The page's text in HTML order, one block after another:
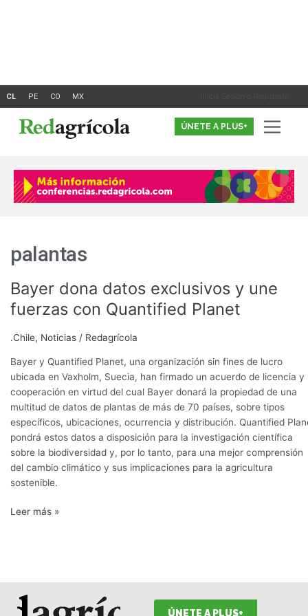
Inicia Sesión o Registrate
ÚNETE A PLUS+
palantas
Bayer dona datos exclusivos y une
fuerzas con Quantified Planet
.Chile, Noticias / Redagrícola
Bayer y Quantified Planet, una organización sin fines de lucro
ubicada en Vaxholm, Suecia, han firmado un acuerdo de licencia y
cooperación en virtud del cual Bayer donará la propiedad de una
multitud de datos de plantas de más de 70 países, sobre tipos
específicos, ubicaciones, ocurrencia y distribución. Quantified
pondrá estos datos a disposición para la investigación científica
sobre la biodiversidad y, por lo tanto, para una mejor comprensión
del cambio climático y sus implicaciones para la agricultura
sostenible.
Bayer
dona
datos
exclusivos
une
fuerzas
con
Quantified
Planet
Leer más »
ÚNETE A PLUS+